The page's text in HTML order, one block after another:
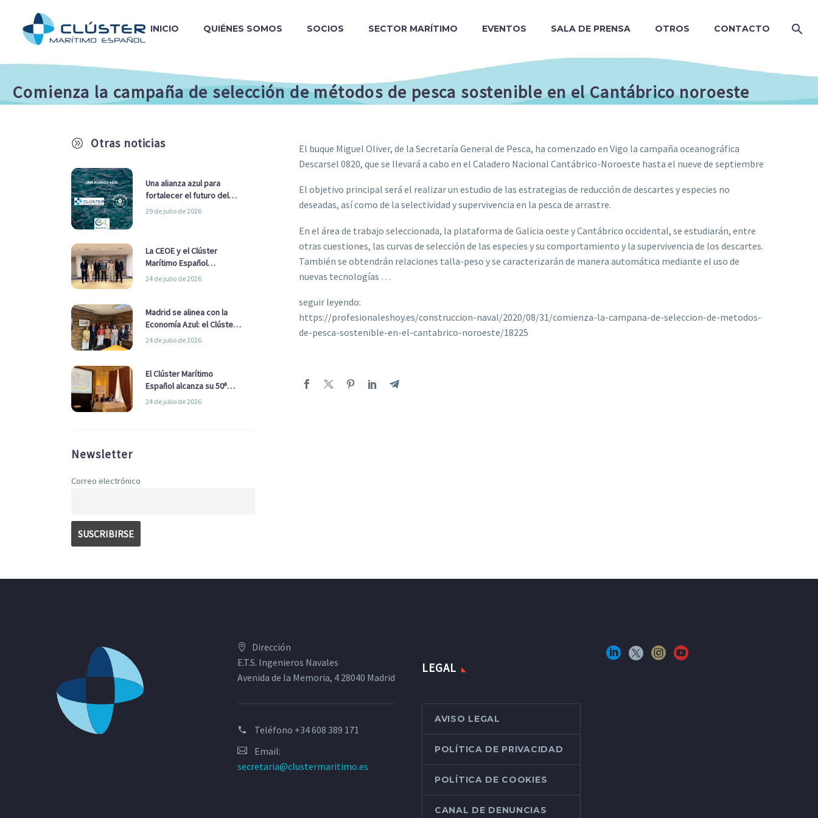
INICIO QUIÉNES SOMOS SOCIOS SECTOR MARÍTIMO EVENTOS SALA DE PRENSA OTROS CONTACTO
Comienza la campaña de selección de métodos de pesca sostenible en el Cantábrico noroeste
A Otras noticias
Una alianza azul para
fortalecer el futuro del
sector marítimo
29 de julio de 2026
La CEOE y el Clúster
Marítimo Español
refuerzan su alianza para
24 de julio de 2026
Madrid se alinea con la
Economía Azul: el Clúster
Marítimo Español y la Real
Ayuntamiento
24 de julio de 2026
El Clúster Marítimo
Español alcanza su 50ª
Asamblea reafirmando su
24 de julio de 2026
Newsletter
Correo electrónico
El buque Miguel Oliver, de la Secretaría General de Pesca, ha comenzado en Vigo la campaña oceanográfica
Descarsel 0820, que se llevará a cabo en el Caladero Nacional Cantábrico-Noroeste hasta el nueve de septiembre
El objetivo principal será el realizar un estudio de las estrategias de reducción de descartes y especies no
deseadas, así como de la selectividad y supervivencia en la pesca de arrastre.
En el área de trabajo seleccionada, la plataforma de Galicia oeste y Cantábrico occidental, se estudiarán, entre
otras cuestiones, las curvas de selección de las especies y su comportamiento y la supervivencia de los descartes.
También se obtendrán relaciones talla-peso y se caracterizarán de manera automática mediante el uso de
nuevas tecnologías …
seguir leyendo:
https://profesionaleshoy.es/construccion-naval/2020/08/31/comienza-la-campana-de-seleccion-de-metodos-
de-pesca-sostenible-en-el-cantabrico-noroeste/18225
Dirección
E.T.S. Ingenieros Navales
Avenida de la Memoria, 4 28040 Madrid
Teléfono +34 608 389 171
Email:
secretaria@clustermaritimo.es
LEGAL
AVISO LEGAL
POLÍTICA DE PRIVACIDAD
POLÍTICA DE COOKIES
CANAL DE DENUNCIAS